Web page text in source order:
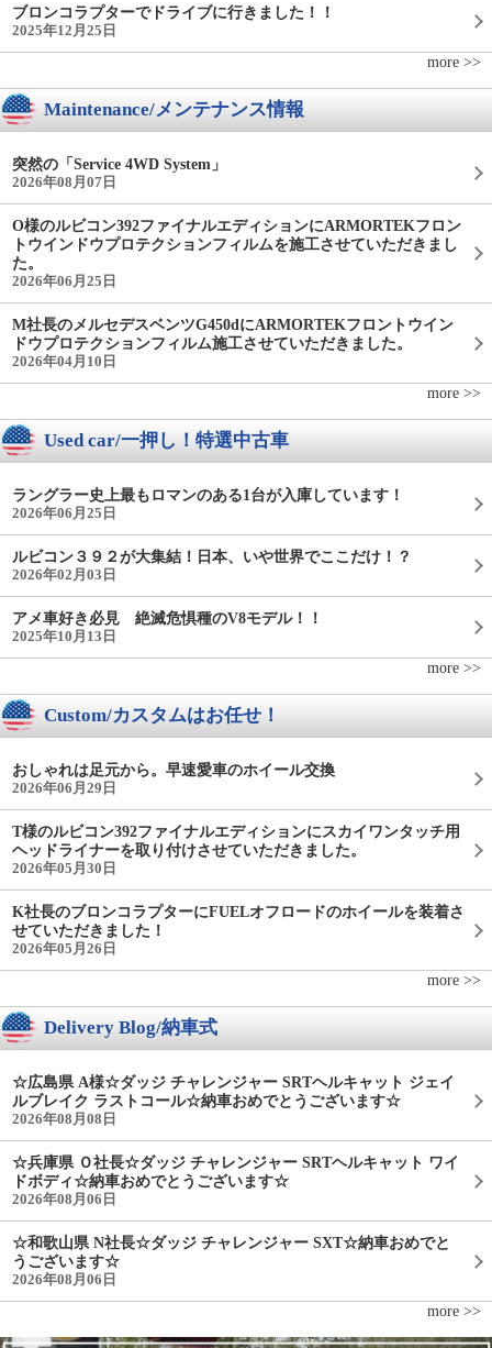
ブロンコラプターでドライブに行きました！！
2025年12月25日
more >>
Maintenance/メンテナンス情報
突然の「Service 4WD System」
2026年08月07日
O様のルビコン392ファイナルエディションにARMORTEKフロン
トウインドウプロテクションフィルムを施工させていただきまし
た。
2026年06月25日
M社長のメルセデスベンツG450dにARMORTEKフロントウイン
ドウプロテクションフィルム施工させていただきました。
2026年04月10日
more >>
Used car/一押し！特選中古車
ラングラー史上最もロマンのある1台が入庫しています！
2026年06月25日
ルビコン３９２が大集結！日本、いや世界でここだけ！？
2026年02月03日
アメ車好き必見 絶滅危惧種のV8モデル！！
2025年10月13日
more >>
Custom/カスタムはお任せ！
おしゃれは足元から。早速愛車のホイール交換
2026年06月29日
T様のルビコン392ファイナルエディションにスカイワンタッチ用
ヘッドライナーを取り付けさせていただきました。
2026年05月30日
K社長のブロンコラプターにFUELオフロードのホイールを装着さ
せていただきました！
2026年05月26日
more >>
Delivery Blog/納車式
☆広島県 A様☆ダッジ チャレンジャー SRTヘルキャット ジェイ
ルブレイク ラストコール☆納車おめでとうございます☆
2026年08月08日
☆兵庫県 Ｏ社長☆ダッジ チャレンジャー SRTヘルキャット ワイ
ドボディ☆納車おめでとうございます☆
2026年08月06日
☆和歌山県 N社長☆ダッジ チャレンジャー SXT☆納車おめでと
うございます☆
2026年08月06日
more >>